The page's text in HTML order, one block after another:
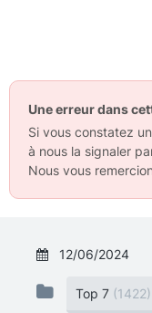
Une erreur dans
Si vous constatez
à nous la signaler
Nous vous
12/06/2024
Top 7 (1422)